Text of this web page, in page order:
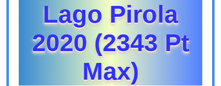
Lago Pirola
2020 (2343 Pt
Max)